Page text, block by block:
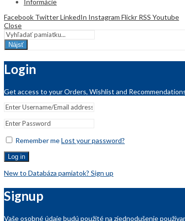
Informácie
Facebook TwitterLinkedIn Instagram Flickr RSS Youtube
Close
Nájsť
Login
Get access to your Orders, Wishlist and
Remember meLost your password?
Log in
New to Databáza pamiatok? Sign up
Signup
Vaše osobné údaje budú použité na zjednodušenie